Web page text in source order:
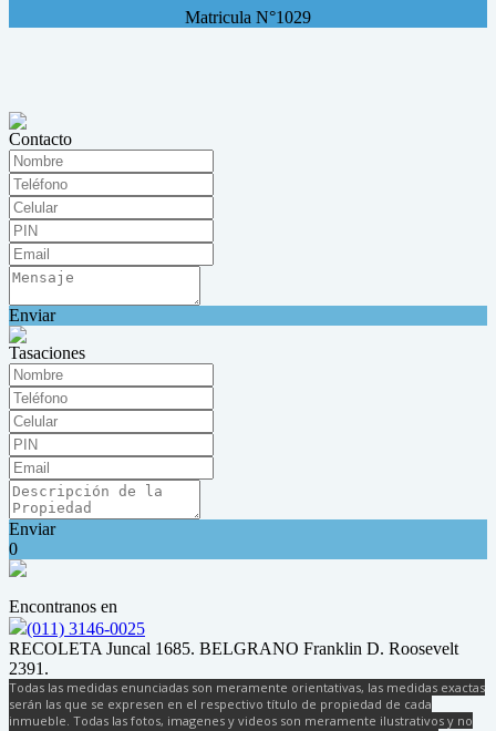
Matricula N°1029
Contacto
Enviar
Tasaciones
Enviar
0
Encontranos en
(011) 3146-0025
RECOLETA Juncal 1685. BELGRANO Franklin D. Roosevelt
2391.
Todas las medidas enunciadas son meramente orientativas, las medidas exactas
serán las que se expresen en el respectivo título de propiedad de cada
inmueble. Todas las fotos, imagenes y videos son meramente ilustrativos y no